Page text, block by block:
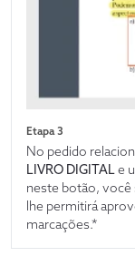
Etapa 3
No pedido
LIVRO DIGITALe
neste botão, você
lhe permitirá
marcações.*